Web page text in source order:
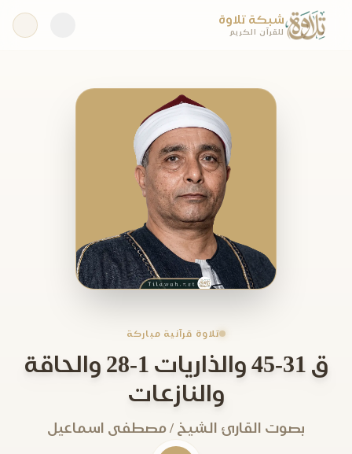
شبكة تلاوة
للقرآن الكريم
تلاوة قرآنية مباركة
ق 31-45 والذاريات 1-28 والحاقة
والنازعات
بصوت القارئ الشيخ / مصطفى اسماعيل